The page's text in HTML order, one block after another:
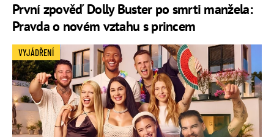
První zpověď Dolly Buster po smrti manžela:
Pravda o novém vztahu s princem
VYJÁDŘENÍ